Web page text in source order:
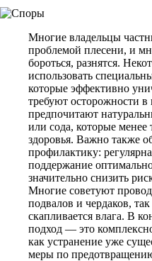
Многие владельцы
проблемой плесени, и
бороться, разнятся.
использовать
которые эффективно
требуют осторожности
предпочитают
или сода, которые
здоровья. Важно также
профилактику:
поддержание
значительно снизить
Многие советуют
подвалов и чердаков,
скапливается влага. В
подход — это
как устранение уже
меры по